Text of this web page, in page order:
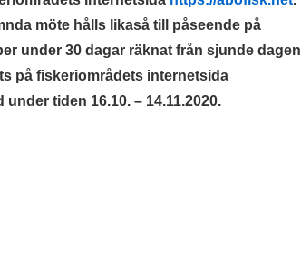
möte hålls likaså till påseende på
under 30 dagar räknat från sjunde dagen
på fiskeriområdets internetsida
tiden 16.10. – 14.11.2020.